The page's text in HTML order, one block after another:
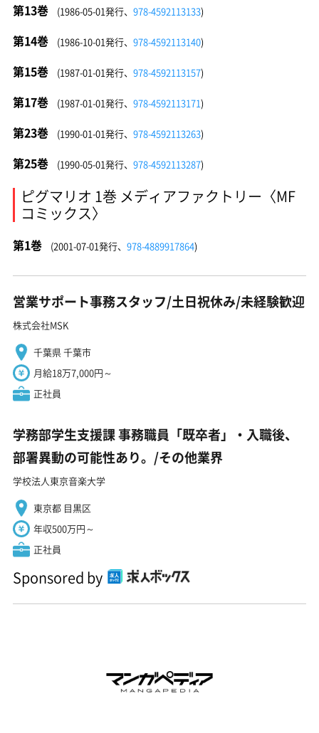
第13巻 (1986-05-01発行、 978-4592113133)
第14巻 (1986-10-01発行、 978-4592113140)
第15巻 (1987-01-01発行、 978-4592113157)
第17巻 (1987-01-01発行、 978-4592113171)
第23巻 (1990-01-01発行、 978-4592113263)
第25巻 (1990-05-01発行、 978-4592113287)
ピグマリオ 1巻 メディアファクトリー〈MF
コミックス〉
第1巻 (2001-07-01発行、 978-4889917864)
営業サポート事務スタッフ/土日祝休み/未経験歓迎
株式会社MSK
千葉県 千葉市
月給18万7,000円～
正社員
学務部学生支援課 事務職員「既卒者」・入職後、
部署異動の可能性あり。/その他業界
学校法人東京音楽大学
東京都 目黒区
年収500万円～
正社員
Sponsored by